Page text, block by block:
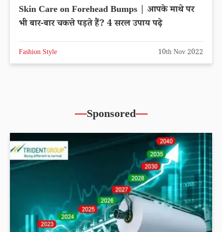
Skin Care on Forehead Bumps | आपके माथे पर
भी बार-बार चकत्ते पड़ते हैं? 4 सरल उपाय पढ़े
Fashion Style 10th Nov 2022
Sponsored